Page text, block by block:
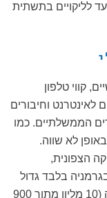
לליקויים בתשתית
קווי טלפון
לאינטרנט וחיבורים
הממשלתיים. כמו
לא שווה.
הצפונית,
בלבד גדול
פי ארבעה ממספר הגולשים באפריקה כולה (10 מליון מתוך 900